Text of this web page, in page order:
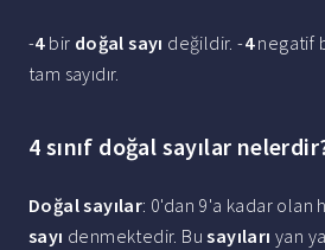
-4bir doğal sayı değildir. -4negatif
tam sayıdır.
4 sınıf doğal sayılar
Doğal sayılar: 0'dan 9'a kadar olan
sayı denmektedir. Busayıları yan